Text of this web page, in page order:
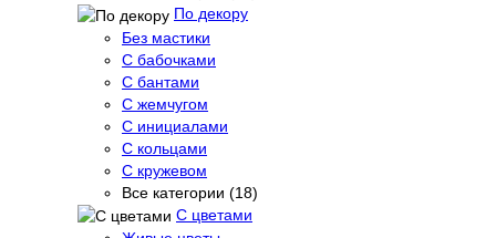
По декору
Без мастики
С бабочками
С бантами
С жемчугом
С инициалами
С кольцами
С кружевом
Все категории (18)
С цветами